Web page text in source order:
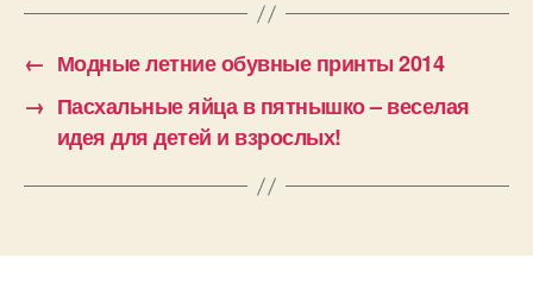
← Модные летние обувные принты 2014
→ Пасхальные яйца в пятнышко – веселая
идея для детей и взрослых!